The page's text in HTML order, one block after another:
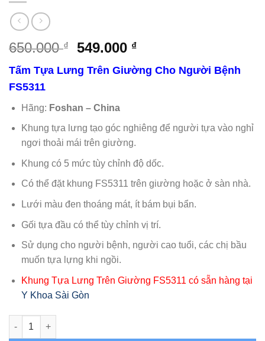
650.000₫
Giá
là:
549.000 ₫Giá
tại
Tấm Tựa Lưng Trên Giường Cho Người Bệnh
FS5311
Hãng: Foshan – China
Khung tựa lưng tạo góc nghiêng để người tựa vào nghỉ
ngơi thoải mái trên giường.
Khung có 5 mức tùy chỉnh độ dốc.
Có thể đặt khung FS5311 trên giường hoặc ở sàn nhà.
Lưới màu đen thoáng mát, ít bám bụi bẩn.
Gối tựa đầu có thể tùy chỉnh vị trí.
Sử dụng cho người bệnh, người cao tuổi, các chị bầu
muốn tựa lựng khi ngồi.
Khung Tựa Lưng Trên Giường FS5311 có sẵn hàng tại
Y Khoa Sài Gòn
Khung Tựa Lưng Trên Giường FS5311 số lượng